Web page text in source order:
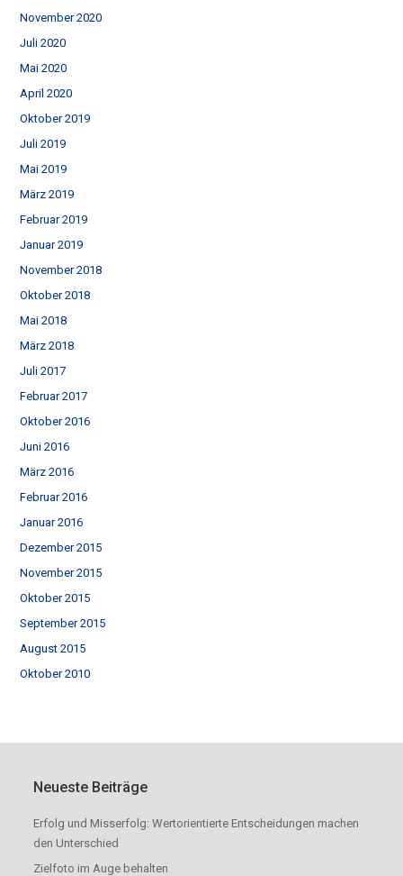
November 2020
Juli 2020
Mai 2020
April 2020
Oktober 2019
Juli 2019
Mai 2019
März 2019
Februar 2019
Januar 2019
November 2018
Oktober 2018
Mai 2018
März 2018
Juli 2017
Februar 2017
Oktober 2016
Juni 2016
März 2016
Februar 2016
Januar 2016
Dezember 2015
November 2015
Oktober 2015
September 2015
August 2015
Oktober 2010
Neueste Beiträge
Erfolg und Misserfolg: Wertorientierte Entscheidungen machen
den Unterschied
Zielfoto im Auge behalten